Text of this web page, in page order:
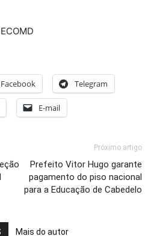
Facebook Telegram
E-mail
Próximo artigo
Prefeito Vitor Hugo garante
pagamento do piso nacional
para a Educação de Cabedelo
Mais do autor